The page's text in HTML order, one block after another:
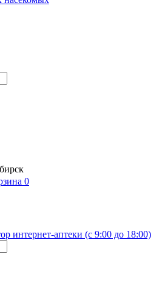
0
интернет-аптеки (с 9:00 до 18:00)